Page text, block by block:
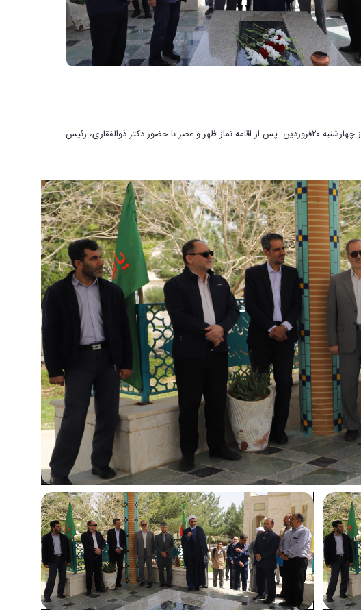
به گزارش روابط عمومی دانشگاه اراک به مناسبت سالگرد تدفین شهید گمنام دانشگاه اراک، مراسم عطر‌افشانی و غبارروبی مزار این شهید والامقام، روز چهارشنبه ۲۰فروردین پس از اقامه نماز ظهر و عصر با حضور دکتر ذوالفقاری، رئیس